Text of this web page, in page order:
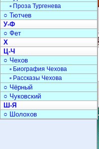
▫ Проза Тургенева
○ Тютчев
У-Ф
○ Фет
Х
Ц-Ч
○ Чехов
▫ Биография Чехова
▫ Рассказы Чехова
○ Чёрный
○ Чуковский
Ш-Я
○ Шолохов